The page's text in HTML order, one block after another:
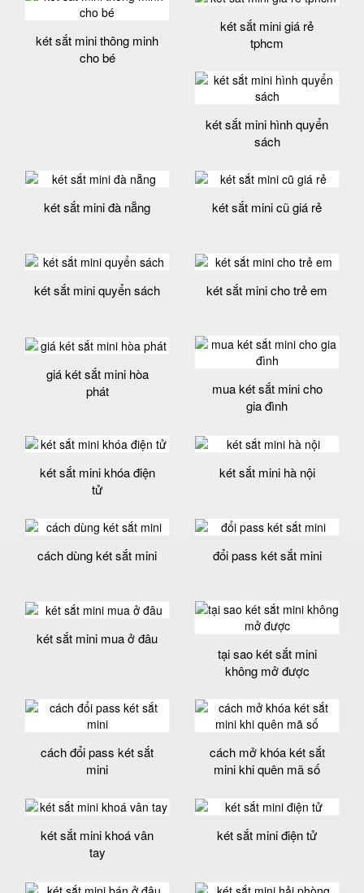
két sắt mini thông minh
cho bé
két sắt mini giá rẻ
tphcm
két sắt mini hình quyển
sách
két sắt mini đà nẵng két sắt mini cũ giá rẻ
két sắt mini quyển sách két sắt mini cho trẻ em
giá két sắt mini hòa
phát
mua két sắt mini cho
gia đình
két sắt mini khóa điện
tử
két sắt mini hà nội
cách dùng két sắt mini đổi pass két sắt mini
két sắt mini mua ở đâu
tại sao két sắt mini
không mở được
cách đổi pass két sắt
mini
cách mở khóa két sắt
mini khi quên mã số
két sắt mini khoá vân
tay
két sắt mini điện tử